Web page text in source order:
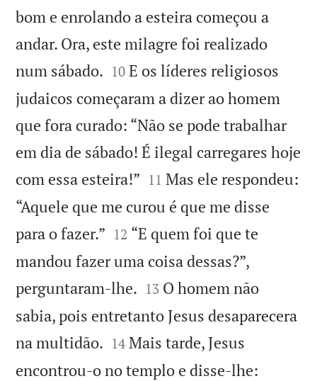
bom e enrolando a esteira começou a
andar. Ora, este milagre foi realizado
num sábado. 

10 E os líderes religiosos
judaicos começaram a dizer ao homem
que fora curado: “Não se pode trabalhar
em dia de sábado! É ilegal carregares hoje
com essa esteira!” 

11 Mas ele respondeu:
“Aquele que me curou é que me disse
para o fazer.” 

12 “E quem foi que te
mandou fazer uma coisa dessas?”,
perguntaram-lhe. 

13 O homem não
sabia, pois entretanto Jesus desaparecera
na multidão. 

14 Mais tarde, Jesus
encontrou-o no templo e disse-lhe: